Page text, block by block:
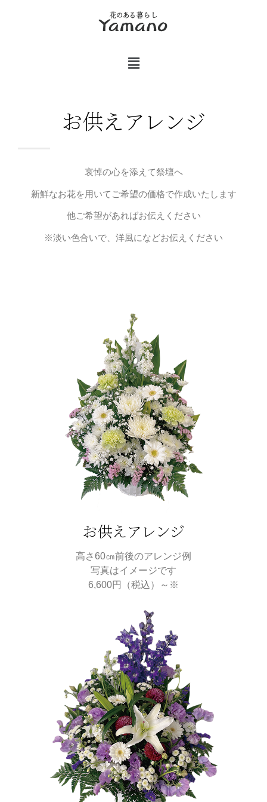
お供えアレンジ
哀悼の心を添えて祭壇へ
新鮮なお花を用いてご希望の価格で作成いたします
他ご希望があればお伝えください
※淡い色合いで、洋風になどお伝えください
お供えアレンジ
高さ60㎝前後のアレンジ例
写真はイメージです
6,600円（税込）～※